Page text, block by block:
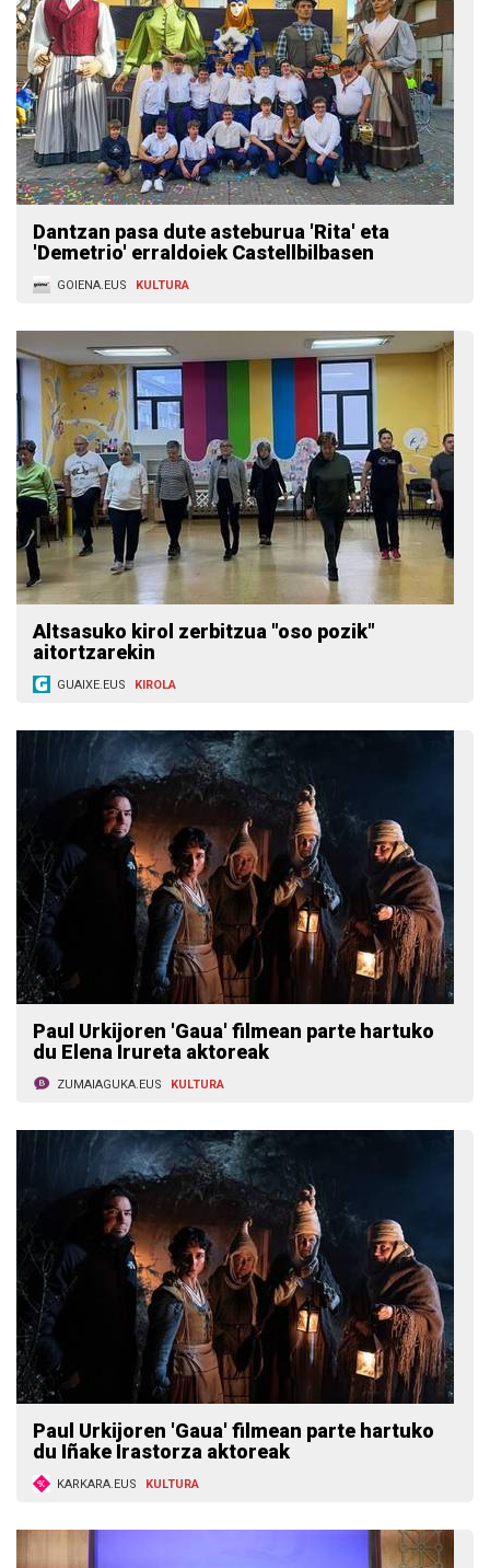
Dantzan pasa dute asteburua 'Rita' eta
'Demetrio' erraldoiek Castellbilbasen
GOIENA.EUS KULTURA
Altsasuko kirol zerbitzua "oso pozik"
aitortzarekin
GUAIXE.EUS KIROLA
Paul Urkijoren 'Gaua' filmean parte hartuko
du Elena Irureta aktoreak
ZUMAIAGUKA.EUS KULTURA
Paul Urkijoren 'Gaua' filmean parte hartuko
du Iñake Irastorza aktoreak
KARKARA.EUS KULTURA